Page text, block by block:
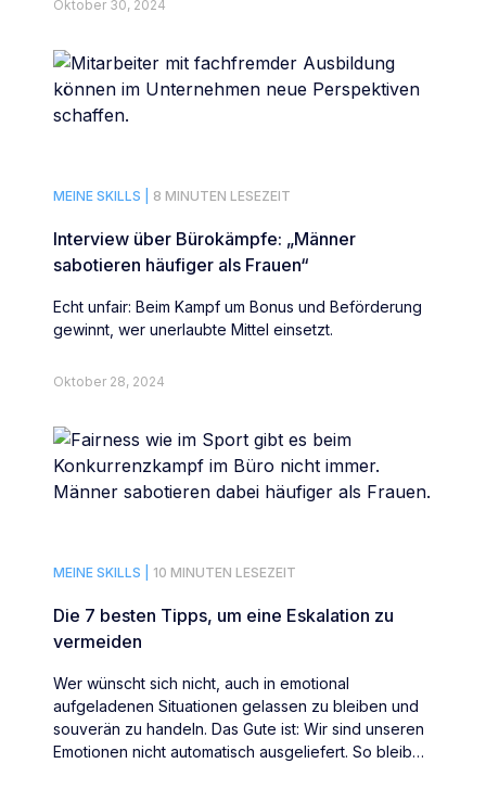
Oktober 30, 2024
MEINE SKILLS | 8 MINUTEN LESEZEIT
Interview über Bürokämpfe: „Männer
sabotieren häufiger als Frauen“
Echt unfair: Beim Kampf um Bonus und Beförderung
gewinnt, wer unerlaubte Mittel einsetzt.
Oktober 28, 2024
MEINE SKILLS | 10 MINUTEN LESEZEIT
Die 7 besten Tipps, um eine Eskalation zu
vermeiden
Wer wünscht sich nicht, auch in emotional
aufgeladenen Situationen gelassen zu bleiben und
souverän zu handeln. Das Gute ist: Wir sind unseren
Emotionen nicht automatisch ausgeliefert. So bleiben